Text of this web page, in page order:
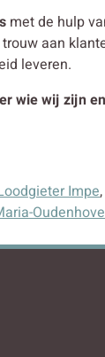
met de hulp
aan
leveren.
wie wij zijn
Impe,
Oudenhove